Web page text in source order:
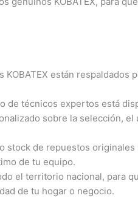
están respaldados
de técnicos expertos está
sobre la selección, el
stock de repuestos originales
de tu equipo.
el territorio nacional, para
de tu hogar o negocio.